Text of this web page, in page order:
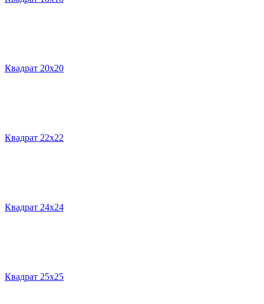
Квадрат 20х20
Квадрат 22х22
Квадрат 24х24
Квадрат 25х25